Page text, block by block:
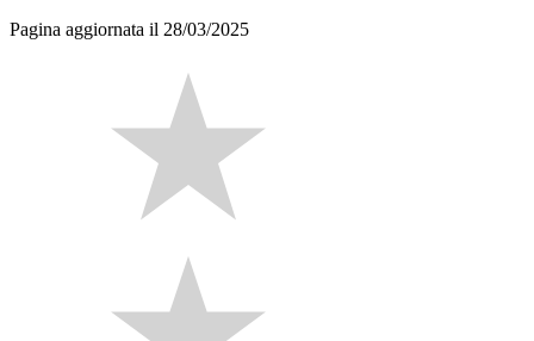
Pagina aggiornata il 28/03/2025